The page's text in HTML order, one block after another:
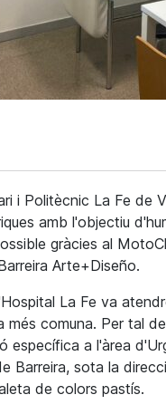
i Politècnic La Fe de
amb l'objectiu
gràcies al
Arte+Diseño.
La Fe va
més comuna. Per tal
específica a l'àrea
Barreira, sota la
de colors pastís.